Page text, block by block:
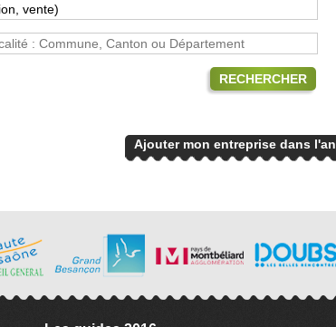
RECHERCHER
Ajouter mon entreprise dans